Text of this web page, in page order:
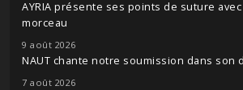
AYRIA présente ses points de suture
morceau
9 août 2026
NAUT chante notre soumission dans son
7 août 2026